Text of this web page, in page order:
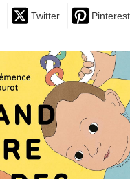
Twitter Pinterest